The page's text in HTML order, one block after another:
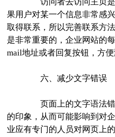
访问者去访问主页是为
果用户对某一个信息非常感
取得联系，所以完善联系方
是非常重要的，企业网站的
mail地址或者回复按钮，方便
六、减少文字错误
页面上的文字语法错误
的印象，从而可能影响到对
业应有专门的人员对网页上